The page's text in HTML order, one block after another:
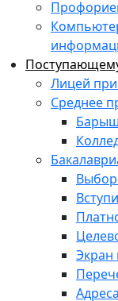
Лицей
Среднее
Выбор
Экран